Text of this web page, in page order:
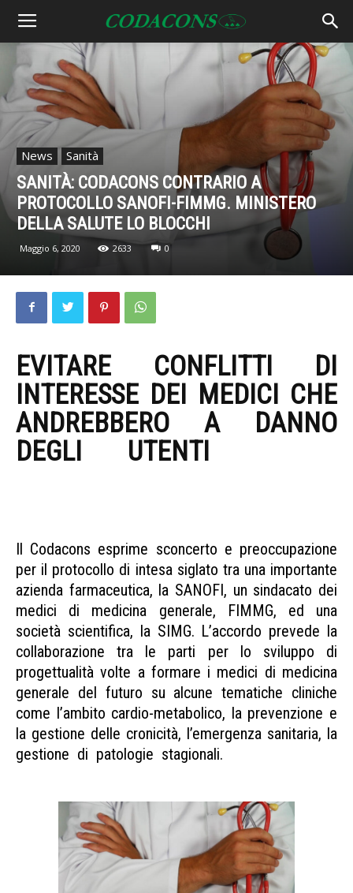
News Sanità
SANITÀ: CODACONS CONTRARIO A
PROTOCOLLO SANOFI-FIMMG. MINISTERO
DELLA SALUTE LO BLOCCHI
Maggio 6, 2020 2633 0
EVITARE CONFLITTI DI
INTERESSE DEI MEDICI CHE
ANDREBBERO A DANNO
DEGLI UTENTI
Il Codacons esprime sconcerto e preoccupazione
per il protocollo di intesa siglato tra una importante
azienda farmaceutica, la SANOFI, un sindacato dei
medici di medicina generale, FIMMG, ed una
società scientifica, la SIMG. L’accordo prevede la
collaborazione tra le parti per lo sviluppo di
progettualità volte a formare i medici di medicina
generale del futuro su alcune tematiche cliniche
come l’ambito cardio-metabolico, la prevenzione e
la gestione delle cronicità, l’emergenza sanitaria, la
gestione di patologie stagionali.